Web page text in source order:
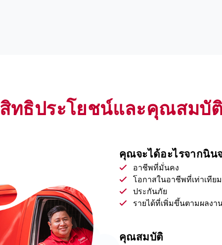
สิทธิประโยชน์และคุณสมบัติ
คุณจะได้อะไรจากนิน
อาชีพที่มั่นคง
โอกาสในอาชีพที่เท่าเทียม
ประกันภัย
รายได้ที่เพิ่มขึ้นตามผลงา
คุณสมบัติ